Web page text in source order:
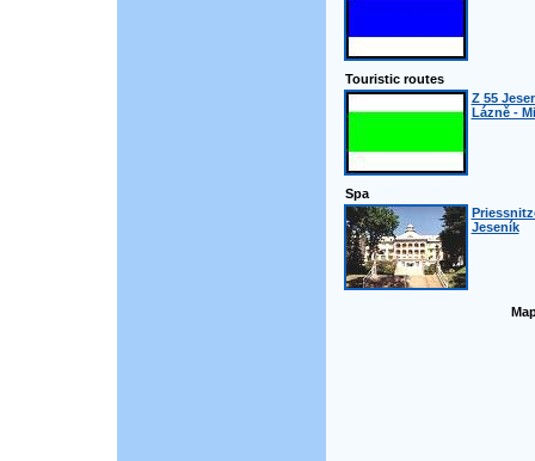
Touristic routes
Z 55
Lázně -
Spa
Jeseník